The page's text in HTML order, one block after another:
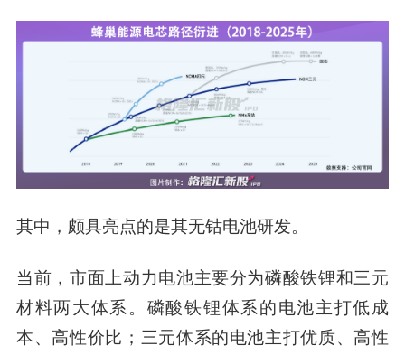
其中，颇具亮点的是其无钴电池研发。
当前，市面上动力电池主要分为磷酸铁锂和三元
材料两大体系。磷酸铁锂体系的电池主打低成
本、高性价比；三元体系的电池主打优质、高性